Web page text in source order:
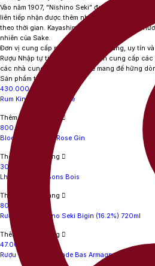
Vào năm 1907, “Nishino Seki” đạt được giải
liên tiếp nhận được thêm nhiều giải thưởng
theo thời gian. Kayashima đã phát triể hững
nhiên của Sake.
Đơn vị cung cấp rượu Sake chính hãng, uy tín
Rượu Nhập tự tin là đơn vị chuyên cung cấp
các nhà cung cấp uy tí hất để mang đế hững
Sản phẩm tương tự
430.000
Rum Kingston 62 White
Thêm vào giỏ hàng
800.000
Bloom Jasmine & Rose Gin
Thêm vào giỏ hàng
30.360.000
Lheraud 1971 - Bons Bois
Thêm vào giỏ hàng
800.000
Rượu Sake Nishino Seki Bigin (16.2%) 720ml
Thêm vào giỏ hàng
47.000.000
Rượu Chateau Laubade Bas Armagnac 1949